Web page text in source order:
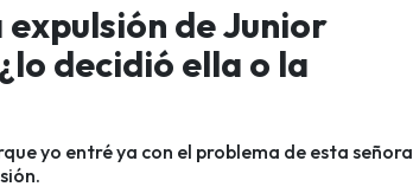
de Junior
decidió ella o la
yo entré ya con el problema de esta señora